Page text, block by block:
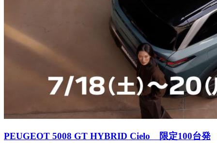
PEUGEOT 5008 GT HYBRID Cielo 限定100台発